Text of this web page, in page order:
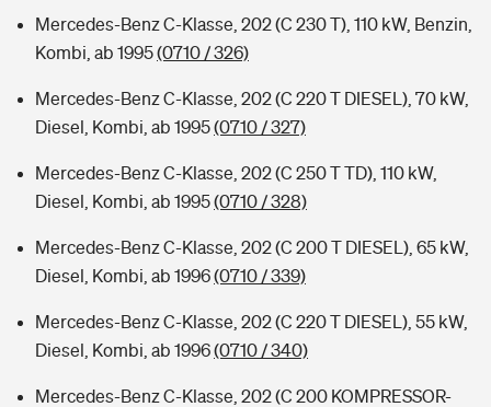
Mercedes-Benz C-Klasse, 202 (C 230 T), 110 kW, Benzin,
Kombi, ab 1995(0710 / 326)
Mercedes-Benz C-Klasse, 202 (C 220 T DIESEL), 70 kW,
Diesel, Kombi, ab 1995(0710 / 327)
Mercedes-Benz C-Klasse, 202 (C 250 T TD), 110 kW,
Diesel, Kombi, ab 1995(0710 / 328)
Mercedes-Benz C-Klasse, 202 (C 200 T DIESEL), 65 kW,
Diesel, Kombi, ab 1996(0710 / 339)
Mercedes-Benz C-Klasse, 202 (C 220 T DIESEL), 55 kW,
Diesel, Kombi, ab 1996(0710 / 340)
Mercedes-Benz C-Klasse, 202 (C 200 KOMPRESSOR-